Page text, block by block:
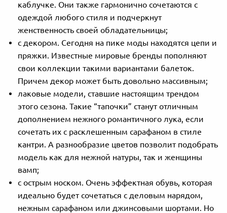
каблучке. Они также гармонично сочетаются с
одеждой любого стиля и подчеркнут
женственность своей обладательницы;
с декором. Сегодня на пике моды находятся цепи и
пряжки. Известные мировые бренды пополняют
свои коллекции такими вариантами балеток.
Причем декор может быть довольно массивным;
лаковые модели, ставшие настоящим трендом
этого сезона. Такие “тапочки” станут отличным
дополнением нежного романтичного лука, если
сочетать их с расклешенным сарафаном в стиле
кантри. А разнообразие цветов позволит подобрать
модель как для нежной натуры, так и женщины
вамп;
с острым носком. Очень эффектная обувь, которая
идеально будет сочетаться с деловым нарядом,
нежным сарафаном или джинсовыми шортами. Но